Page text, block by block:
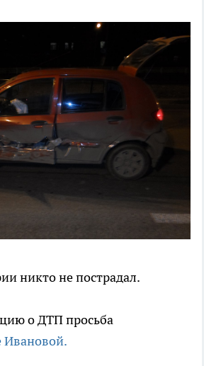
никто не пострадал.
о ДТП просьба
Ивановой.